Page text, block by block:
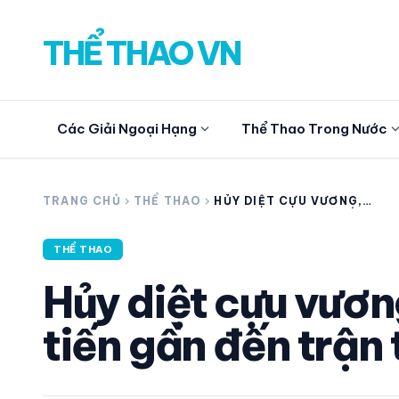
THỂ THAO VN
Các Giải Ngoại Hạng expand_more Thể Thao Trong Nước expand_more
search
CÁC GIẢI NGOẠI HẠNG
THỂ THAO TRONG NƯỚC
THỂ THAO
TRANG CHỦ chevron_right THỂ THAO chevron_right HỦY DIỆT CỰU VƯƠNG,
THỂ THAO
Hủy diệt cựu
tiến gần đến trận